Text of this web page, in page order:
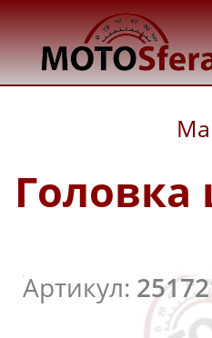
Головка
Артикул: